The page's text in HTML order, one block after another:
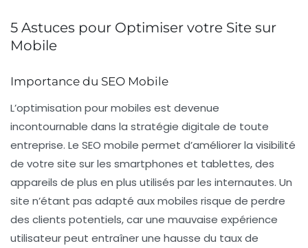
5 Astuces pour Optimiser votre Site sur
Mobile
Importance du SEO Mobile
L’optimisation pourmobiles est devenue
incontournable dans la stratégie digitale de toute
entreprise. Le SEO mobile permet d’améliorer la visibilité
de votre site sur les smartphones et tablettes, des
appareils de plus en plus utilisés par les internautes. Un
site n’étant pas adapté aux mobiles risque de perdre
des clients potentiels, car une mauvaise expérience
utilisateur peut entraîner une hausse du taux de